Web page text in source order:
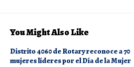
You Might Also Like
Distrito 4060 de Rotary reconoce a 70
mujeres líderes por el Día de la Mujer